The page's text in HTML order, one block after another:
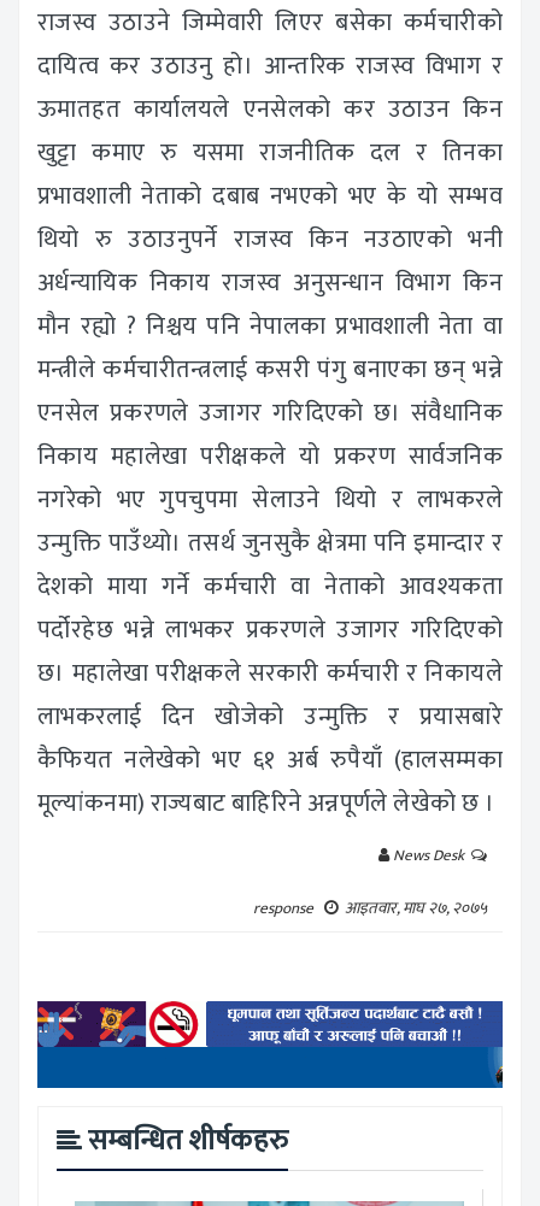
राजस्व उठाउने जिम्मेवारी लिएर बसेका कर्मचारीको
दायित्व कर उठाउनु हो। आन्तरिक राजस्व विभाग र
ऊमातहत कार्यालयले एनसेलको कर उठाउन किन
खुट्टा कमाए रु यसमा राजनीतिक दल र तिनका
प्रभावशाली नेताको दबाब नभएको भए के यो सम्भव
थियो रु उठाउनुपर्ने राजस्व किन नउठाएको भनी
अर्धन्यायिक निकाय राजस्व अनुसन्धान विभाग किन
मौन रह्यो ? निश्चय पनि नेपालका प्रभावशाली नेता वा
मन्त्रीले कर्मचारीतन्त्रलाई कसरी पंगु बनाएका छन् भन्ने
एनसेल प्रकरणले उजागर गरिदिएको छ। संवैधानिक
निकाय महालेखा परीक्षकले यो प्रकरण सार्वजनिक
नगरेको भए गुपचुपमा सेलाउने थियो र लाभकरले
उन्मुक्ति पाउँथ्यो। तसर्थ जुनसुकै क्षेत्रमा पनि इमान्दार र
देशको माया गर्ने कर्मचारी वा नेताको आवश्यकता
पर्दोरहेछ भन्ने लाभकर प्रकरणले उजागर गरिदिएको
छ। महालेखा परीक्षकले सरकारी कर्मचारी र निकायले
लाभकरलाई दिन खोजेको उन्मुक्ति र प्रयासबारे
कैफियत नलेखेको भए ६१ अर्ब रुपैयाँ (हालसम्मका
मूल्यांकनमा) राज्यबाट बाहिरिने अन्नपूर्णले लेखेको छ ।
News Desk
response
आइतवार, माघ २७, २०७५
सम्बन्धित शीर्षकहरु